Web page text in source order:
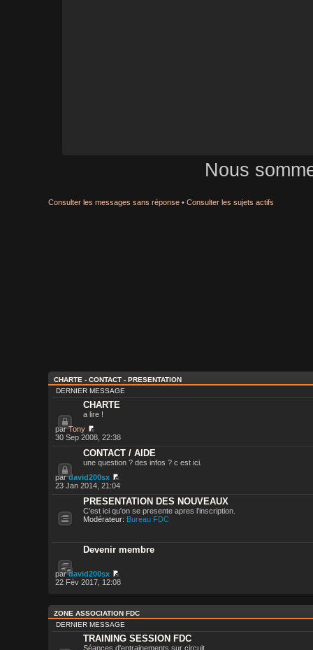
Nous
Consulter les messages sans réponse• Consulter les sujets actifs
CHARTE - CONTACT - PRESENTATION
DERNIER MESSAGE
CHARTE
a lire !
parTony
30 Sep 2008, 22:38
CONTACT / AIDE
une question ? des infos ? c est ici.
pardavid200sx
23 Jan 2014, 21:04
PRESENTATION DES NOUVEAUX
C'est ici qu'on se presente apres l'inscription.
Modérateur: Bureau FDC
Devenir membre
pardavid200sx
22 Fév 2017, 12:08
ZONE ASSOCIATION FDC
DERNIER MESSAGE
TRAINING SESSION FDC
Séances d'entrainements sur circuit.